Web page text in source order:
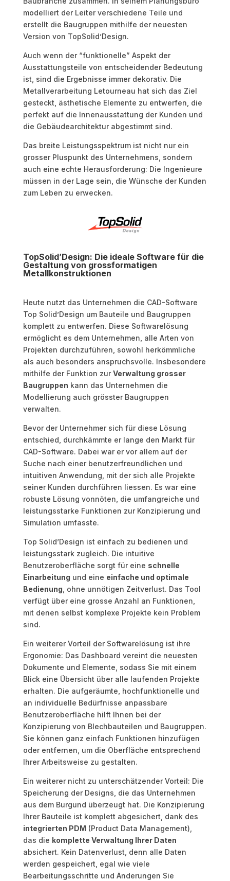
modelliert der Leiter verschiedene Teile und
erstellt die Baugruppen mithilfe der neuesten
Version von TopSolid’Design.
Auch wenn der “funktionelle” Aspekt der
Ausstattungsteile von entscheidender Bedeutung
ist, sind die Ergebnisse immer dekorativ. Die
Metallverarbeitung Letourneau hat sich das Ziel
gesteckt, ästhetische Elemente zu entwerfen, die
perfekt auf die Innenausstattung der Kunden und
die Gebäudearchitektur abgestimmt sind.
Das breite Leistungsspektrum ist nicht nur ein
grosser Pluspunkt des Unternehmens, sondern
auch eine echte Herausforderung: Die Ingenieure
müssen in der Lage sein, die Wünsche der Kunden
zum Leben zu erwecken.
TopSolid’Design: Die ideale Software für die
Gestaltung von grossformatigen
Metallkonstruktionen
Heute nutzt das Unternehmen die CAD-Software
Top Solid’Design um Bauteile und Baugruppen
komplett zu entwerfen. Diese Softwarelösung
ermöglicht es dem Unternehmen, alle Arten von
Projekten durchzuführen, sowohl herkömmliche
als auch besonders anspruchsvolle. Insbesondere
mithilfe der Funktion zurVerwaltung grosser
Baugruppen kann das Unternehmen die
Modellierung auch grösster Baugruppen
verwalten.
Bevor der Unternehmer sich für diese Lösung
entschied, durchkämmte er lange den Markt für
CAD-Software. Dabei war er vor allem auf der
Suche nach einer benutzerfreundlichen und
intuitiven Anwendung, mit der sich alle Projekte
seiner Kunden durchführen liessen. Es war eine
robuste Lösung vonnöten, die umfangreiche und
leistungsstarke Funktionen zur Konzipierung und
Simulation umfasste.
Top Solid’Design ist einfach zu bedienen und
leistungsstark zugleich. Die intuitive
Benutzeroberfläche sorgt für eine schnelle
Einarbeitung und eine einfache und optimale
Bedienung , ohne unnötigen Zeitverlust. Das Tool
verfügt über eine grosse Anzahl an Funktionen,
mit denen selbst komplexe Projekte kein Problem
sind.
Ein weiterer Vorteil der Softwarelösung ist ihre
Ergonomie: Das Dashboard vereint die neuesten
Dokumente und Elemente, sodass Sie mit einem
Blick eine Übersicht über alle laufenden Projekte
erhalten. Die aufgeräumte, hochfunktionelle und
an individuelle Bedürfnisse anpassbare
Benutzeroberfläche hilft Ihnen bei der
Konzipierung von Blechbauteilen und Baugruppen.
Sie können ganz einfach Funktionen hinzufügen
oder entfernen, um die Oberfläche entsprechend
Ihrer Arbeitsweise zu gestalten.
Ein weiterer nicht zu unterschätzender Vorteil: Die
Speicherung der Designs, die das Unternehmen
aus dem Burgund überzeugt hat. Die Konzipierung
Ihrer Bauteile ist komplett abgesichert, dank des
integrierten PDM (Product Data Management),
das die komplette Verwaltung Ihrer Daten
absichert. Kein Datenverlust, denn alle Daten
werden gespeichert, egal wie viele
Bearbeitungsschritte und Änderungen Sie